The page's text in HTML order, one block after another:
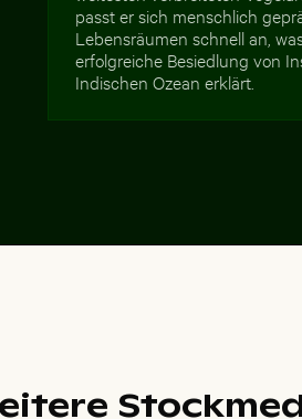
passt er sich menschlich
Lebensräumen schnell an,
erfolgreiche Besiedlung von
Indischen Ozean erklärt.